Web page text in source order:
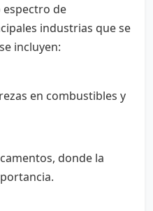
de
industrias que se
incluyen:
en combustibles y
donde la